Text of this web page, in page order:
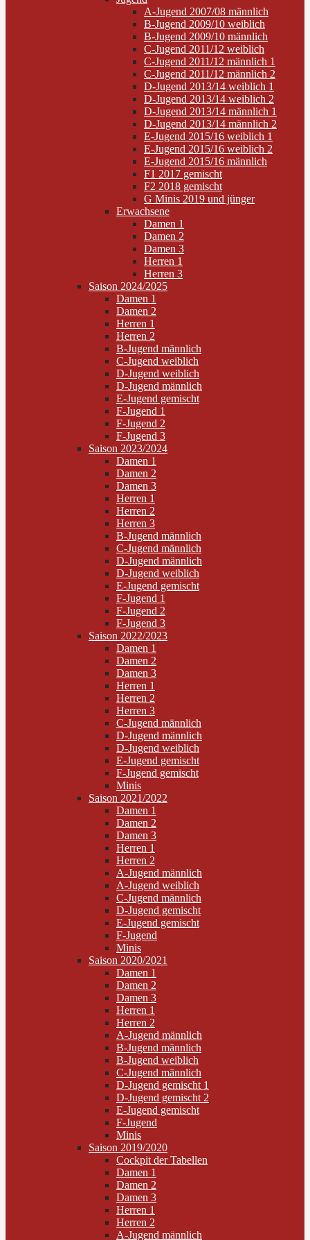
A-Jugend 2007/08 männlich
B-Jugend 2009/10 weiblich
B-Jugend 2009/10 männlich
C-Jugend 2011/12 weiblich
C-Jugend 2011/12 männlich 1
C-Jugend 2011/12 männlich 2
D-Jugend 2013/14 weiblich 1
D-Jugend 2013/14 weiblich 2
D-Jugend 2013/14 männlich 1
D-Jugend 2013/14 männlich 2
E-Jugend 2015/16 weiblich 1
E-Jugend 2015/16 weiblich 2
E-Jugend 2015/16 männlich
F1 2017 gemischt
F2 2018 gemischt
G Minis 2019 und jünger
Erwachsene
Damen 1
Damen 2
Damen 3
Herren 1
Herren 3
Saison 2024/2025
Damen 1
Damen 2
Herren 1
Herren 2
B-Jugend männlich
C-Jugend weiblich
D-Jugend weiblich
D-Jugend männlich
E-Jugend gemischt
F-Jugend 1
F-Jugend 2
F-Jugend 3
Saison 2023/2024
Damen 1
Damen 2
Damen 3
Herren 1
Herren 2
Herren 3
B-Jugend männlich
C-Jugend männlich
D-Jugend männlich
D-Jugend weiblich
E-Jugend gemischt
F-Jugend 1
F-Jugend 2
F-Jugend 3
Saison 2022/2023
Damen 1
Damen 2
Damen 3
Herren 1
Herren 2
Herren 3
C-Jugend männlich
D-Jugend männlich
D-Jugend weiblich
E-Jugend gemischt
F-Jugend gemischt
Minis
Saison 2021/2022
Damen 1
Damen 2
Damen 3
Herren 1
Herren 2
A-Jugend männlich
A-Jugend weiblich
C-Jugend männlich
D-Jugend gemischt
E-Jugend gemischt
F-Jugend
Minis
Saison 2020/2021
Damen 1
Damen 2
Damen 3
Herren 1
Herren 2
A-Jugend männlich
B-Jugend männlich
B-Jugend weiblich
C-Jugend männlich
D-Jugend gemischt 1
D-Jugend gemischt 2
E-Jugend gemischt
F-Jugend
Minis
Saison 2019/2020
Cockpit der Tabellen
Damen 1
Damen 2
Damen 3
Herren 1
Herren 2
A-Jugend männlich